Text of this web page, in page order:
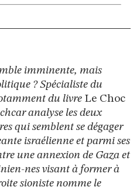
imminente, mais
? Spécialiste du
du livre Le Choc
analyse les deux
qui semblent se dégager
israélienne et parmi ses
une annexion de Gaza et
nes visant à former à
sioniste nomme le